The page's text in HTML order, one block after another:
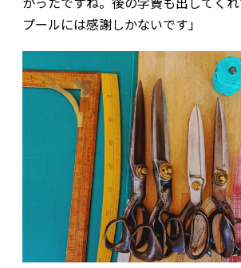
プールには感謝しかないです」